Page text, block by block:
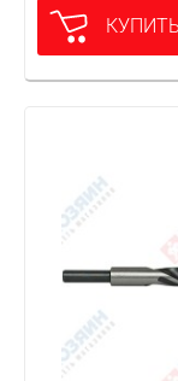
КУПИТЬ